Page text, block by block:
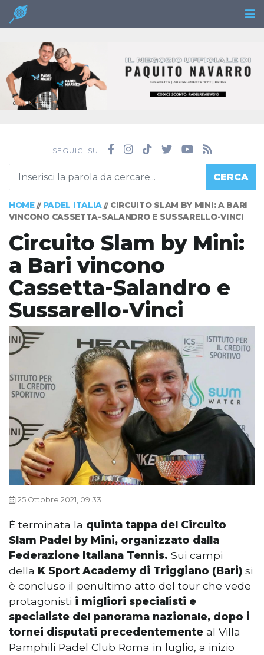
SEGUICI SU
CERCA
HOME// PADEL ITALIA // CIRCUITO SLAM BY MINI: A BARI
VINCONO CASSETTA-SALANDRO E SUSSARELLO-VINCI
Circuito Slam by Mini:
a Bari vincono
Cassetta-Salandro e
Sussarello-Vinci
25 Ottobre 2021, 09:33
È terminata la quinta tappa del Circuito
Slam Padel by Mini, organizzato dalla
Federazione Italiana Tennis. Sui campi
della K Sport Academy di Triggiano (Bari) si
è concluso il penultimo atto del tour che vede
protagonisti i migliori specialisti e
specialiste del panorama nazionale, dopo i
tornei disputati precedentemente al Villa
Pamphili Padel Club Roma in luglio, a inizio